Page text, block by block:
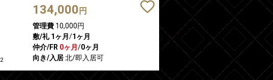
2
134,000 円
管理費10,000円
敷/礼 1ヶ月 /1ヶ月
仲介/FR 0ヶ月 /0ヶ月
向き/入居北/即入居可